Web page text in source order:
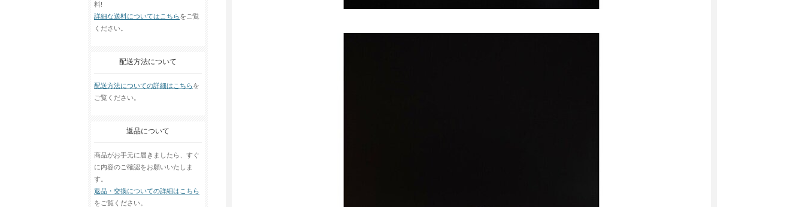
料!
詳細な送料についてはこちらをご覧
ください。
配送方法について
配送方法についての詳細はこちらを
ご覧ください。
返品について
商品がお手元に届きましたら、すぐ
に内容のご確認をお願いいたしま
す。
返品・交換についての詳細はこちら
をご覧ください。